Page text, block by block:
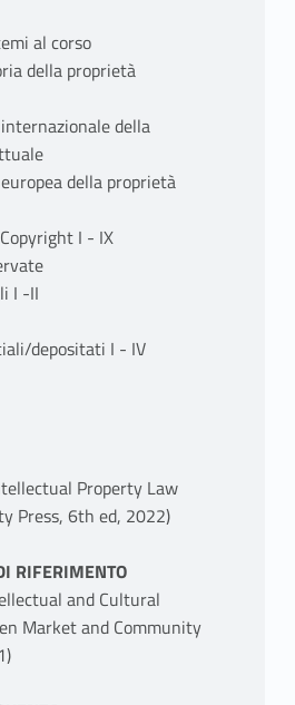
al corso
della proprietà
della
della proprietà
I - IX
I -II
depositati I - IV
Property Law
Press, 6th ed, 2022)
RIFERIMENTO
and Cultural
Market and Community